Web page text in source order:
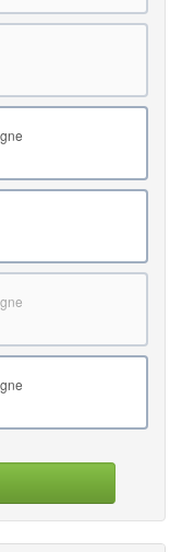
Hollogne
Hollogne
Hollogne